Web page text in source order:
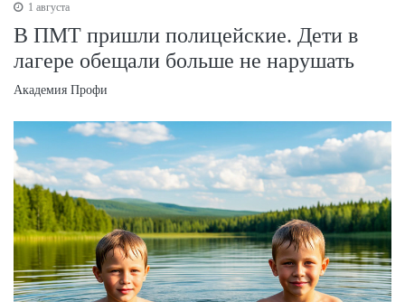
1 августа
В ПМТ пришли полицейские. Дети в
лагере обещали больше не нарушать
Академия Профи